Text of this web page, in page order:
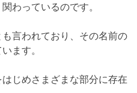
わっているのです。
言われており、その名前の
ます。
じめさまざまな部分に存在